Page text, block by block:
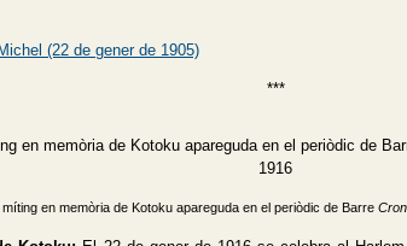
(22 de gener de 1905)
***
míting en memòria de Kotoku apareguda en el periòdic de Barre